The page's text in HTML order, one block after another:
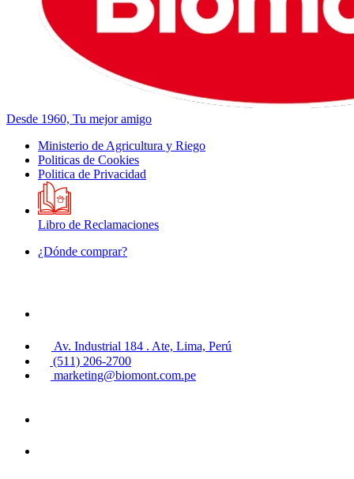
Desde 1960, Tu mejor amigo
Ministerio de Agricultura y Riego
Politicas de Cookies
Politica de Privacidad
Libro de Reclamaciones
¿Dónde comprar?
Av. Industrial 184 . Ate, Lima, Perú
(511) 206-2700
marketing@biomont.com.pe